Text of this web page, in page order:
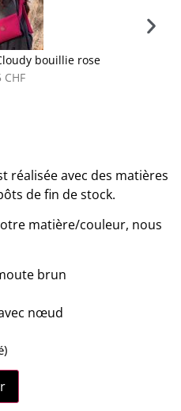
bouillie rose
CHF
réalisée avec des matières
de fin de stock.
matière/couleur, nous
brun
nœud